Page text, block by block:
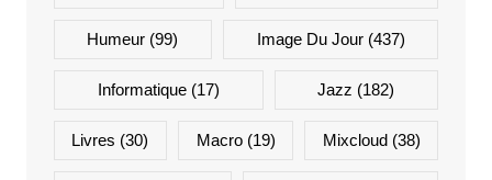
Humeur (99) Image Du Jour(437)
Informatique(17) Jazz (182)
Livres (30) Macro(19) Mixcloud(38)